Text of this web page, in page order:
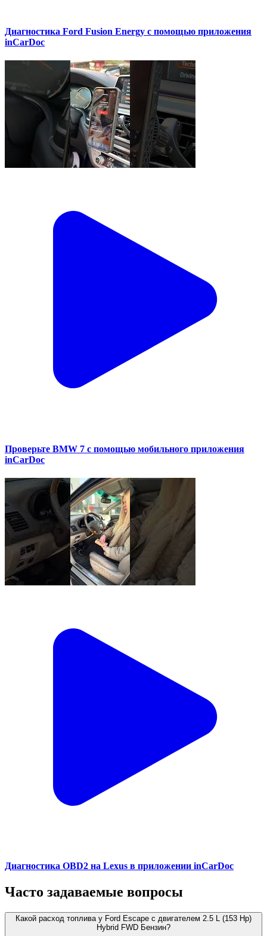
Диагностика Ford Fusion Energy с помощью приложения
inCarDoc
Проверьте BMW 7 с помощью мобильного приложения
inCarDoc
Диагностика OBD2 на Lexus в приложении inCarDoc
Часто задаваемые вопросы
Какой расход топлива у Ford Escape с двигателем 2.5 L (153 Hp)
Hybrid FWD Бензин?